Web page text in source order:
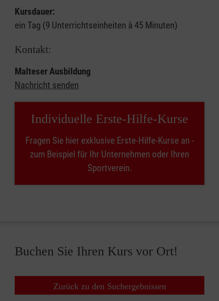
Kursdauer:
ein Tag (9 Unterrichtseinheiten à 45 Minuten)
Kontakt:
Malteser Ausbildung
Nachricht senden
Individuelle Erste-Hilfe-Kurse
Fragen Sie hier exklusive Erste-Hilfe-Kurse an -
zum Beispiel für Ihr Unternehmen oder Ihren
Sportverein.
Buchen Sie Ihren Kurs vor Ort!
Zurück zu den Suchergebnissen